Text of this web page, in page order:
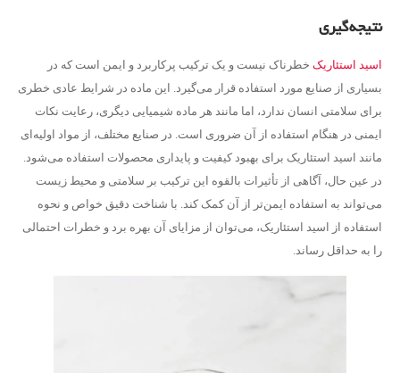
نتیجه‌گیری
اسید استئاریک خطرناک نیست و یک ترکیب پرکاربرد و ایمن است که در
بسیاری از صنایع مورد استفاده قرار می‌گیرد. این ماده در شرایط عادی خطری
برای سلامتی انسان ندارد، اما مانند هر ماده شیمیایی دیگری، رعایت نکات
ایمنی در هنگام استفاده از آن ضروری است. در صنایع مختلف، از مواد اولیه‌ای
مانند اسید استئاریک برای بهبود کیفیت و پایداری محصولات استفاده می‌شود.
در عین حال، آگاهی از تأثیرات بالقوه این ترکیب بر سلامتی و محیط زیست
می‌تواند به استفاده ایمن‌تر از آن کمک کند. با شناخت دقیق خواص و نحوه
استفاده از اسید استئاریک، می‌توان از مزایای آن بهره برد و خطرات احتمالی
را به حداقل رساند.